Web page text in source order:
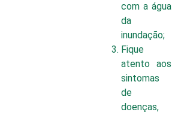
com a água
da
inundação;
Fique
atento aos
sintomas
de
doenças,